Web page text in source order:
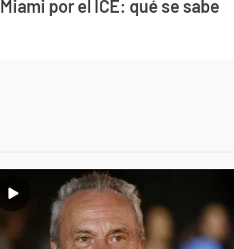
Miami por el ICE: qué se sabe